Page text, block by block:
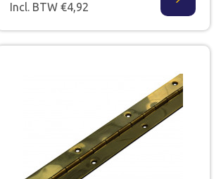
Incl. BTW €4,92